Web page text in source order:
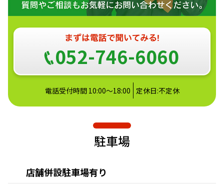
052-746-6060
電話受付時間 10:00～18:00 定休日:不定休
駐車場
店舗併設駐車場有り